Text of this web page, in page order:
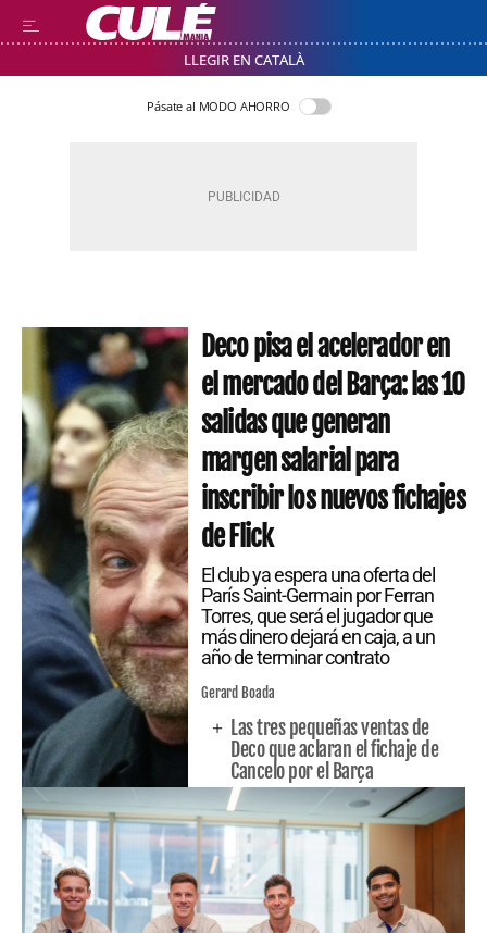
LLEGIR EN CATALÀ
Pásate al MODO AHORRO
Deco pisa el acelerador en
el mercado del Barça: las 10
salidas que generan
margen salarial para
inscribir los nuevos fichajes
de Flick
El club ya espera una oferta del
París Saint-Germain por Ferran
Torres, que será el jugador que
más dinero dejará en caja, a un
año de terminar contrato
Gerard Boada
Las tres pequeñas ventas de
Deco que aclaran el fichaje de
Cancelo por el Barça